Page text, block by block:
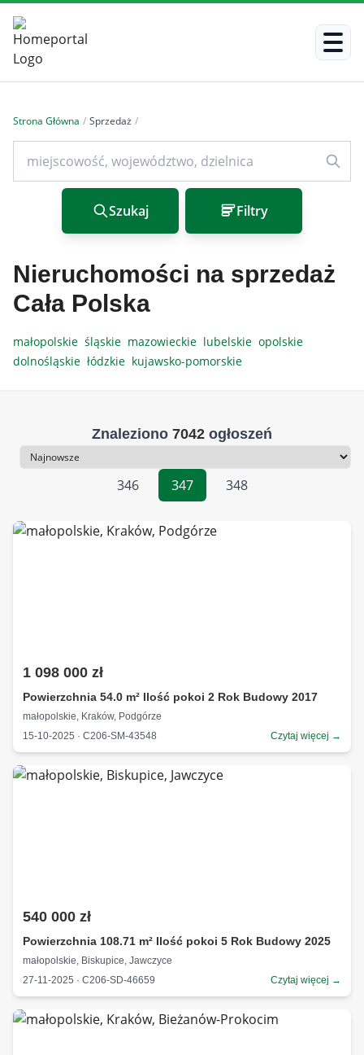
Strona Główna / Sprzedaż /
Szukaj Filtry
Nieruchomości na sprzedaż
Cała Polska
małopolskie śląskie mazowieckie lubelskie opolskie
dolnośląskie łódzkie kujawsko-pomorskie
Znaleziono 7042 ogłoszeń
Sortowanie
346
347 348
1 098 000 zł
Powierzchnia 54.0 m² Ilość pokoi 2 Rok Budowy 2017
małopolskie, Kraków, Podgórze
15-10-2025 · C206-SM-43548
Czytaj więcej →
540 000 zł
Powierzchnia 108.71 m² Ilość pokoi 5 Rok Budowy 2025
małopolskie, Biskupice, Jawczyce
27-11-2025 · C206-SD-46659
Czytaj więcej →